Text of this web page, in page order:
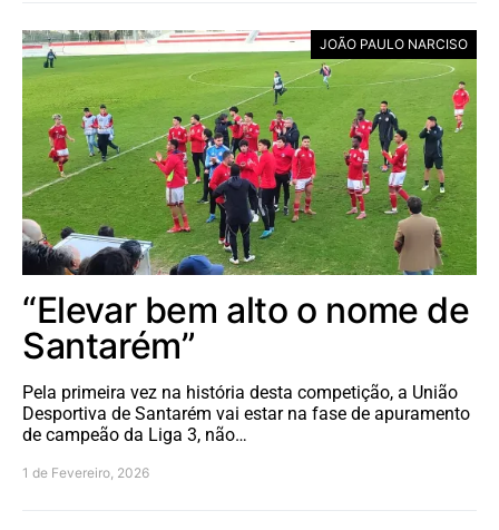
JOÃO PAULO NARCISO
“Elevar bem alto o nome de
Santarém”
Pela primeira vez na história desta competição, a União
Desportiva de Santarém vai estar na fase de apuramento
de campeão da Liga 3, não…
1 de Fevereiro, 2026